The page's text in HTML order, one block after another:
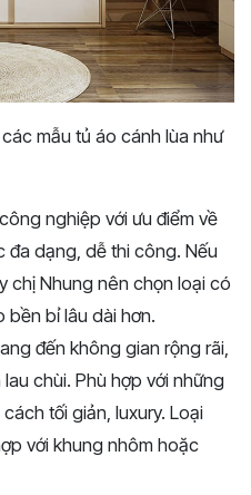
mẫu tủ áo cánh lùa như
nghiệp với ưu điểm về
đa dạng, dễ thi công. Nếu
chị Nhung nên chọn loại có
bền bỉ lâu dài hơn.
đến không gian rộng rãi,
chùi. Phù hợp với những
tối giản, luxury. Loại
với khung nhôm hoặc